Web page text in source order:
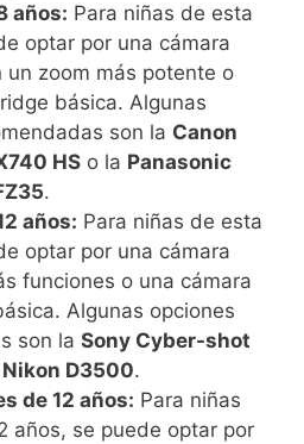
años: Para niñas de esta
optar por una cámara
un zoom más potente o
básica. Algunas
son la Canon
HS o la Panasonic
.
años: Para niñas de esta
optar por una cámara
funciones o una cámara
Algunas opciones
son la Sony Cyber-shot
Nikon D3500.
de 12 años: Para niñas
años, se puede optar por